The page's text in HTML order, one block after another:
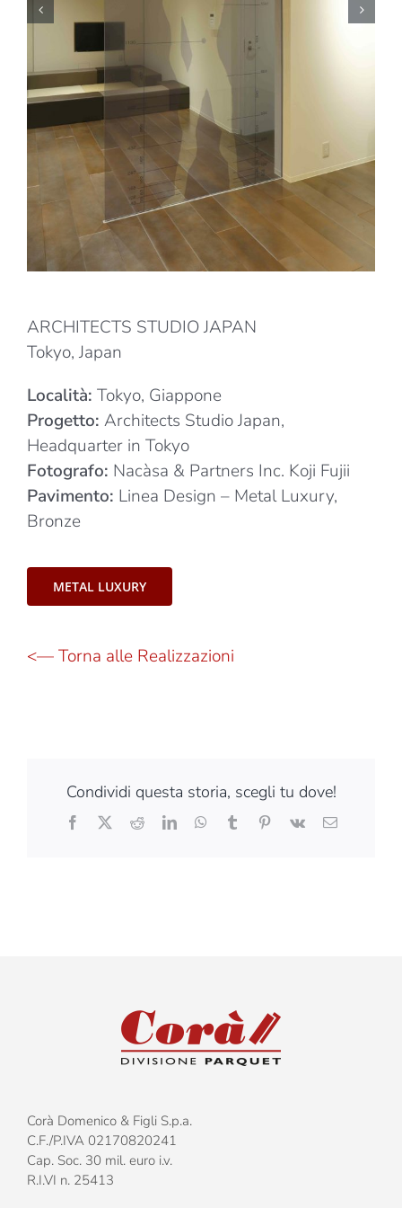
ARCHITECTS STUDIO JAPAN
Tokyo, Japan
Località: Tokyo, Giappone
Progetto: Architects Studio Japan,
Headquarter in Tokyo
Fotografo: Nacàsa & Partners Inc. Koji Fujii
Pavimento: Linea Design – Metal Luxury,
Bronze
METAL LUXURY
<— Torna alle Realizzazioni
Condividi questa storia, scegli tu dove!
Facebook
X RedditLinkedInWhatsApp
TumblrPinterest
Vk Email
Corà Domenico & Figli S.p.a.
C.F./P.IVA 02170820241
Cap. Soc. 30 mil. euro i.v.
R.I.VI n. 25413